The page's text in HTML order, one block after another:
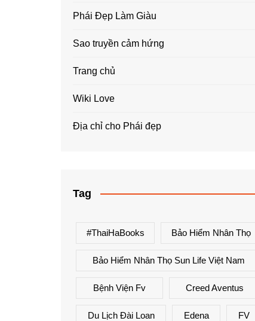
Phái Đẹp Làm Giàu
Sao truyền cảm hứng
Trang chủ
Wiki Love
Địa chỉ cho Phái đẹp
Tag
#ThaiHaBooks Bảo Hiểm Nhân Thọ
Bảo Hiểm Nhân Thọ Sun Life Việt Nam
Bệnh Viện Fv Creed Aventus
Du Lịch Đài Loan Edena FV